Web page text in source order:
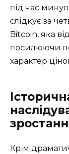
під час
слідкує за
Bitcoin, яка
посилюючи
характер
Крім